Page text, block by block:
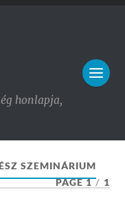
honlapja,
SZEMINÁRIUM
PAGE 1 / 1